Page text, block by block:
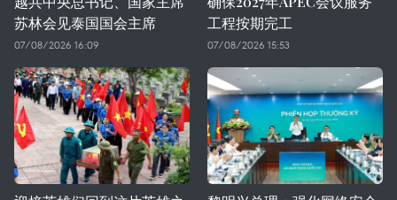
苏林会见泰国国会主席
07/08/2026 16:09
工程按期完工
07/08/2026 15:53